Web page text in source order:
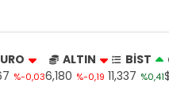
%-0,03
ALTIN
6,180 %-0,19
BİST
11,337 %0,41